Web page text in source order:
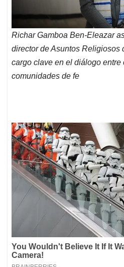
Richar Gamboa Ben-Eleazar
director de Asuntos Religiosos
cargo clave en el diálogo entre
comunidades de fe